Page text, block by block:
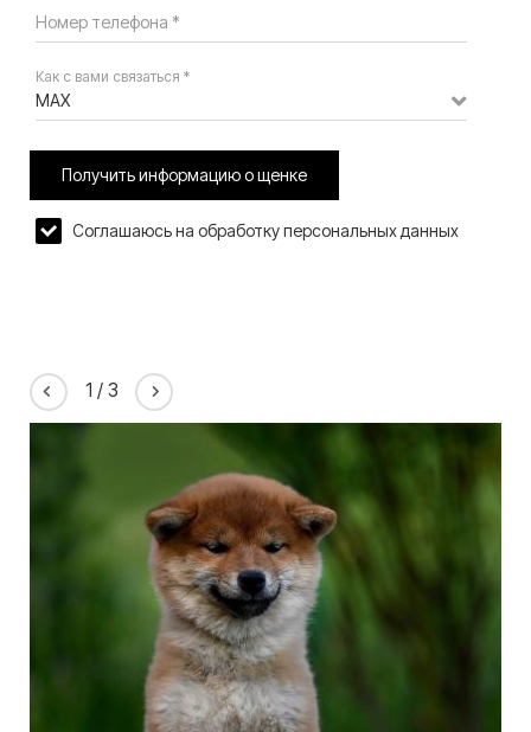
Номер телефона *
Как с вами связаться *
MAX
Получить информацию о щенке
Соглашаюсь на обработку персональных данных
1 / 3